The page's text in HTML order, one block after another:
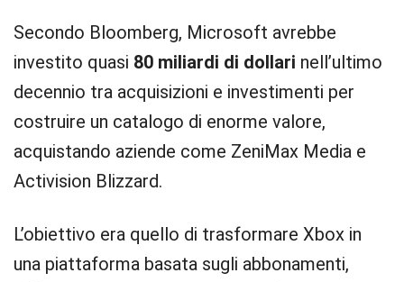
Secondo Bloomberg, Microsoft avrebbe
investito quasi 80 miliardi di dollari nell’ultimo
decennio tra acquisizioni e investimenti per
costruire un catalogo di enorme valore,
acquistando aziende come ZeniMax Media e
Activision Blizzard.
L’obiettivo era quello di trasformare Xbox in
una piattaforma basata sugli abbonamenti,